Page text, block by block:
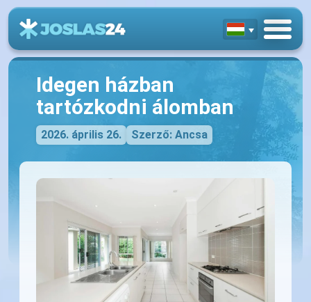
Idegen házban
tartózkodni álomban
2026. április 26. Szerző: Ancsa